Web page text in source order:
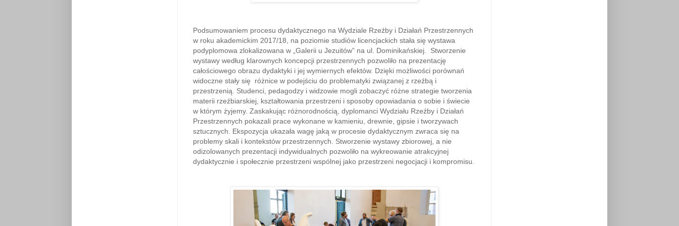
Podsumowaniem procesu dydaktycznego na Wydziale Rzeźby i Działań Przestrzennych
w roku akademickim 2017/18, na poziomie studiów licencjackich stała się wystawa
podyplomowa zlokalizowana w „Galerii u Jezuitów” na ul. Dominikańskiej. Stworzenie
wystawy według klarownych koncepcji przestrzennych pozwoliło na prezentację
całościowego obrazu dydaktyki i jej wymiernych efektów. Dzięki możliwości porównań
widoczne stały się różnice w podejściu do problematyki związanej z rzeźbą i
przestrzenią. Studenci, pedagodzy i widzowie mogli zobaczyć różne strategie tworzenia
materii rzeźbiarskiej, kształtowania przestrzeni i sposoby opowiadania o sobie i świecie
w którym żyjemy. Zaskakując różnorodnością, dyplomanci Wydziału Rzeźby i Działań
Przestrzennych pokazali prace wykonane w kamieniu, drewnie, gipsie i tworzywach
sztucznych. Ekspozycja ukazała wagę jaką w procesie dydaktycznym zwraca się na
problemy skali i kontekstów przestrzennych. Stworzenie wystawy zbiorowej, a nie
odizolowanych prezentacji indywidualnych pozwoliło na wykreowanie atrakcyjnej
dydaktycznie i społecznie przestrzeni wspólnej jako przestrzeni negocjacji i kompromisu.